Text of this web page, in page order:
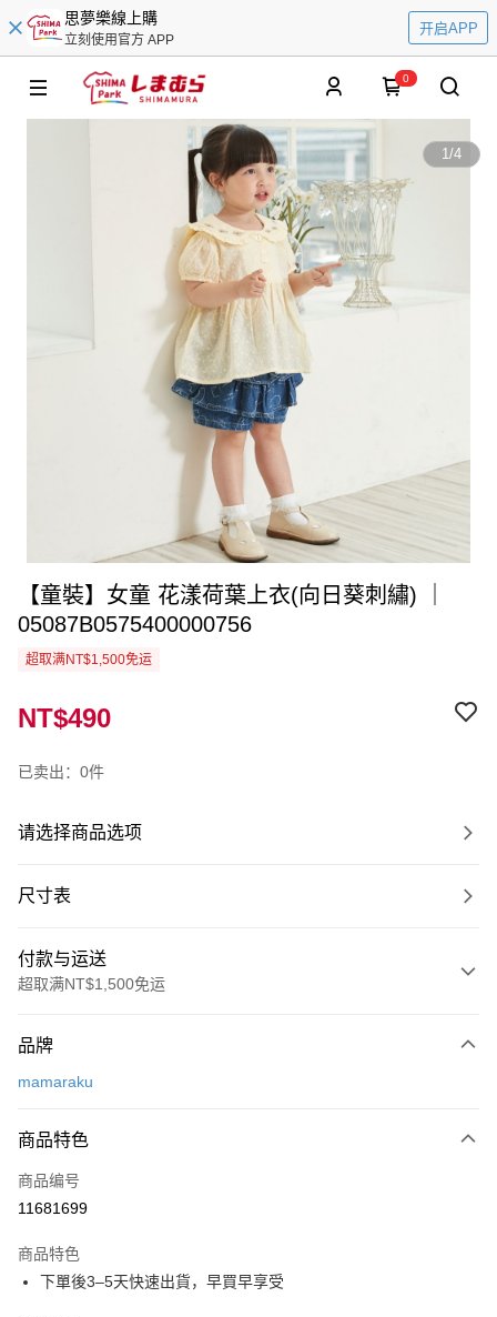
思夢樂線上購
立刻使用官方 APP
开启APP
0
1/4
【童裝】女童 花漾荷葉上衣(向日葵刺繡) ｜
05087B0575400000756
超取满NT$1,500免运
NT$490
已卖出：0件
请选择商品选项
尺寸表
付款与运送
超取满NT$1,500免运
信用卡一次付款
Apple Pay
街口支付
运送方式
品牌
mamaraku
商品特色
商品编号
11681699
商品特色
下單後3–5天快速出貨，早買早享受